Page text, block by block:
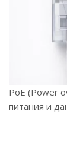
PoE (Power
питания и